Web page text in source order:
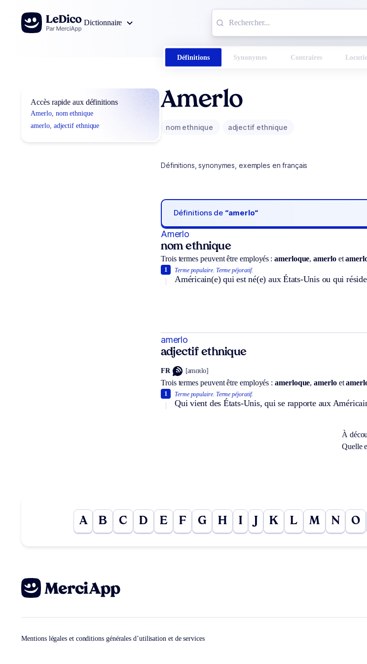
Aller au contenu
Dictionnaire
Définitions Synonymes Contraires
Accès rapide aux définitions
Amerlo, nom ethnique
amerlo, adjectif ethnique
Amerlo
nom ethnique adjectif ethnique
Définitions, synonymes, exemples en français
Définitions de “amerlo“
Amerlo
nom ethnique
Trois termes peuvent être employés :amerloque,amerloet
Terme populaire. Terme péjoratif.
Américain(e) qui est né(e) aux États-Unis ou qui
1
amerlo
adjectif ethnique
FR [amɛʀlo]
Trois termes peuvent être employés :amerloque,amerloet
Terme populaire. Terme péjoratif.
Qui vient des États-Unis, qui se rapporte aux
1
À
Quelle
A B C D E F G H I K L M N O
Mentions légales et conditions générales d’utilisation et de services